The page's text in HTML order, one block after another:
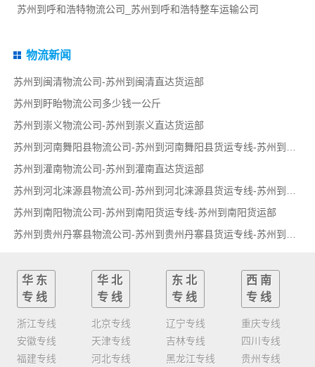
苏州到呼和浩特物流公司_苏州到呼和浩特整车运输公司
物流新闻
苏州到闽清物流公司-苏州到闽清直达货运部
苏州到盱眙物流公司多少钱一公斤
苏州到崇义物流公司-苏州到崇义直达货运部
苏州到灌南物流公司-苏州到灌南直达货运部
苏州到南阳物流公司-苏州到南阳货运专线-苏州到南阳货运部
华东
专线
浙江专线
安徽专线
福建专线
华北
专线
北京专线
天津专线
河北专线
东北
专线
辽宁专线
吉林专线
黑龙江专线
西南
专线
重庆专线
四川专线
贵州专线